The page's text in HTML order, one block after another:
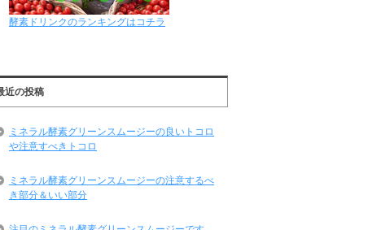
酵素ドリンクのランキングはコチラ
近の投稿
ミネラル酵素グリーンスムージーの良いトコロ
や注意すべきトコロ
ミネラル酵素グリーンスムージーの注意するべ
き部分＆いい部分